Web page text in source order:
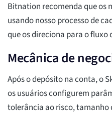
Bitnation recomenda que os
usando nosso processo de
que os direciona para o
Mecânica de
Após o depósito na conta, o
os usuários configurem
tolerância ao risco, tamanho